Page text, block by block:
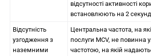
відсутності активності
встановлюють на 2
Відсутність
узгодження з
наземними
Центральна частота, на
послуги MCV, не повинна
частотою, на якій